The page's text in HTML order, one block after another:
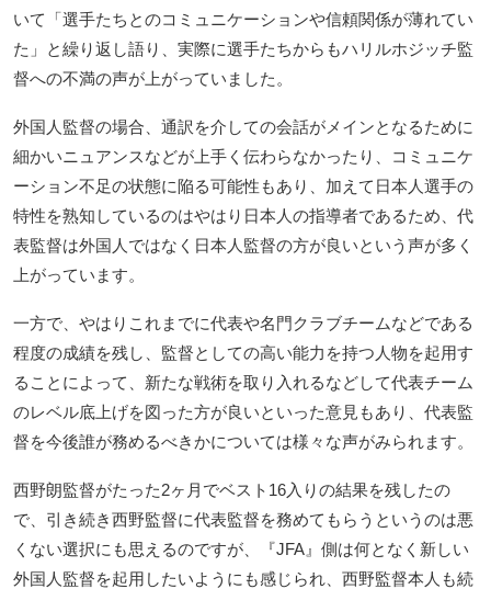
いて「選手たちとのコミュニケーションや信頼関係が薄れてい
た」と繰り返し語り、実際に選手たちからもハリルホジッチ監
督への不満の声が上がっていました。
外国人監督の場合、通訳を介しての会話がメインとなるために
細かいニュアンスなどが上手く伝わらなかったり、コミュニケ
ーション不足の状態に陥る可能性もあり、加えて日本人選手の
特性を熟知しているのはやはり日本人の指導者であるため、代
表監督は外国人ではなく日本人監督の方が良いという声が多く
上がっています。
一方で、やはりこれまでに代表や名門クラブチームなどである
程度の成績を残し、監督としての高い能力を持つ人物を起用す
ることによって、新たな戦術を取り入れるなどして代表チーム
のレベル底上げを図った方が良いといった意見もあり、代表監
督を今後誰が務めるべきかについては様々な声がみられます。
西野朗監督がたった2ヶ月でベスト16入りの結果を残したの
で、引き続き西野監督に代表監督を務めてもらうというのは悪
くない選択にも思えるのですが、『JFA』側は何となく新しい
外国人監督を起用したいようにも感じられ、西野監督本人も続